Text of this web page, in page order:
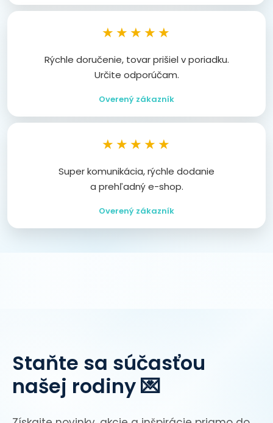
★★★★★
Rýchle doručenie, tovar prišiel v poriadku.
Určite odporúčam.
Overený zákazník
★★★★★
Super komunikácia, rýchle dodanie
a prehľadný e-shop.
Overený zákazník
Staňte sa súčasťou
našej rodiny 💌